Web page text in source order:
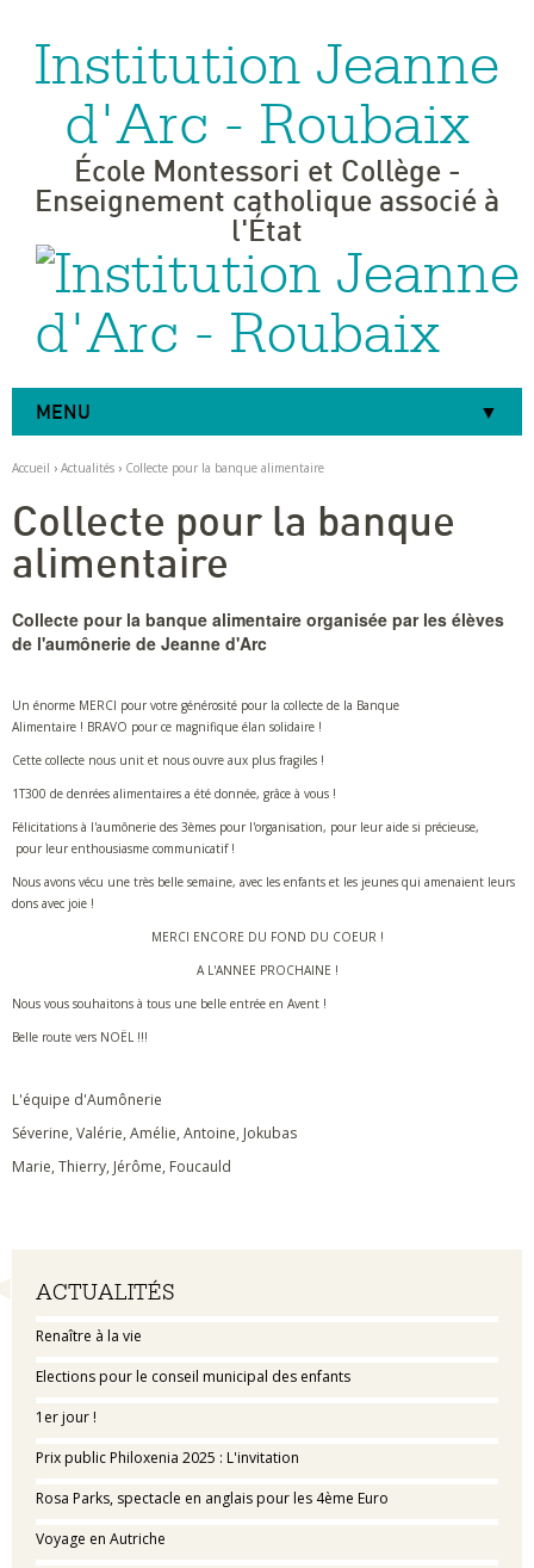
Outils
personnels
Institution Jeanne
d'Arc - Roubaix
École Montessori et Collège -
Enseignement catholique associé à
l'État
MENU
Accueil › Actualités › Collecte pour la banque alimentaire
Navigation
ACTUALITÉS
Renaître à la vie
Elections pour le conseil municipal des enfants
1er jour !
Prix public Philoxenia 2025 : L'invitation
Rosa Parks, spectacle en anglais pour les 4ème Euro
Voyage en Autriche
Collecte pour la banque
alimentaire
Collecte pour la banque alimentaire organisée par les élèves
de l'aumônerie de Jeanne d'Arc
Un énorme MERCI pour votre générosité pour la collecte de la Banque
Alimentaire ! BRAVO pour ce magnifique élan solidaire !
Cette collecte nous unit et nous ouvre aux plus fragiles !
1T300 de denrées alimentaires a été donnée, grâce à vous !
Félicitations à l'aumônerie des 3èmes pour l'organisation, pour leur aide si précieuse,
pour leur enthousiasme communicatif !
Nous avons vécu une très belle semaine, avec les enfants et les jeunes qui amenaient leurs
dons avec joie !
MERCI ENCORE DU FOND DU COEUR !
A L'ANNEE PROCHAINE !
Nous vous souhaitons à tous une belle entrée en Avent !
Belle route vers NOËL !!!
L'équipe d'Aumônerie
Séverine, Valérie, Amélie, Antoine, Jokubas
Marie, Thierry, Jérôme, Foucauld